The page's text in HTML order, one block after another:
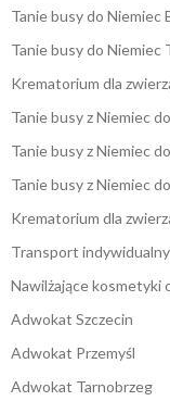
Tanie busy do Niemiec
Tanie busy do Niemiec
Krematorium dla
Tanie busy z Niemiec
Tanie busy z Niemiec
Tanie busy z Niemiec
Krematorium dla
Transport
Nawilżające kosmetyki
Adwokat Szczecin
Adwokat Przemyśl
Adwokat Tarnobrzeg